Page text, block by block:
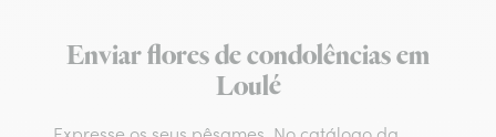
Enviar flores de condolências em
Loulé